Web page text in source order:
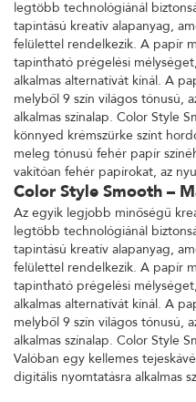
legtöbb technológiánál
tapintású kreatív alapanyag,
felülettel rendelkezik. A papír
tapintható prégelési
alkalmas alternatívát kínál. A
melyből 9 szín világos tónusú,
alkalmas színalap. Color Style
könnyed krémszürke színt
meleg tónusú fehér papír
vakítóan fehér papírokat, az
Color Style Smooth –
Az egyik legjobb minőségű
legtöbb technológiánál
tapintású kreatív alapanyag,
felülettel rendelkezik. A papír
tapintható prégelési
alkalmas alternatívát kínál. A
melyből 9 szín világos tónusú,
alkalmas színalap. Color Style
Valóban egy kellemes
digitális nyomtatásra alkalmas